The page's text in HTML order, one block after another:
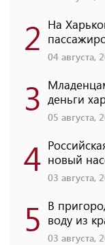
2 На
04 августа,
3 деньги
05 августа,
4 новый
03 августа,
5 В
воду из
03 августа,